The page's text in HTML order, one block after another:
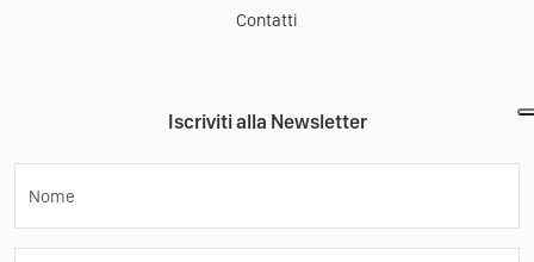
Contatti
Iscriviti alla Newsletter
Nome